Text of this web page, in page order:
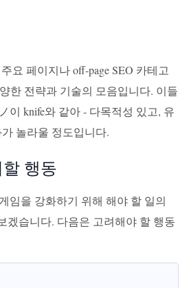
요 페이지나 off-page SEO 카테고
한 전략과 기술의 모음입니다. 이들
이 knife와 같아 - 다목적성 있고, 유
놀라울 정도입니다.
행동
임을 강화하기 위해 해야 할 일의
겠습니다. 다음은 고려해야 할 행동